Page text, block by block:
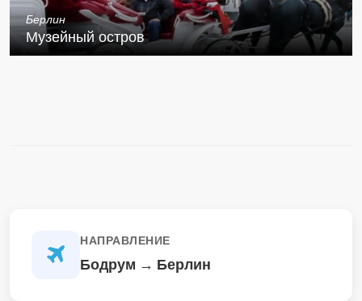
Берлин
Музейный остров
НАПРАВЛЕНИЕ
Бодрум → Берлин